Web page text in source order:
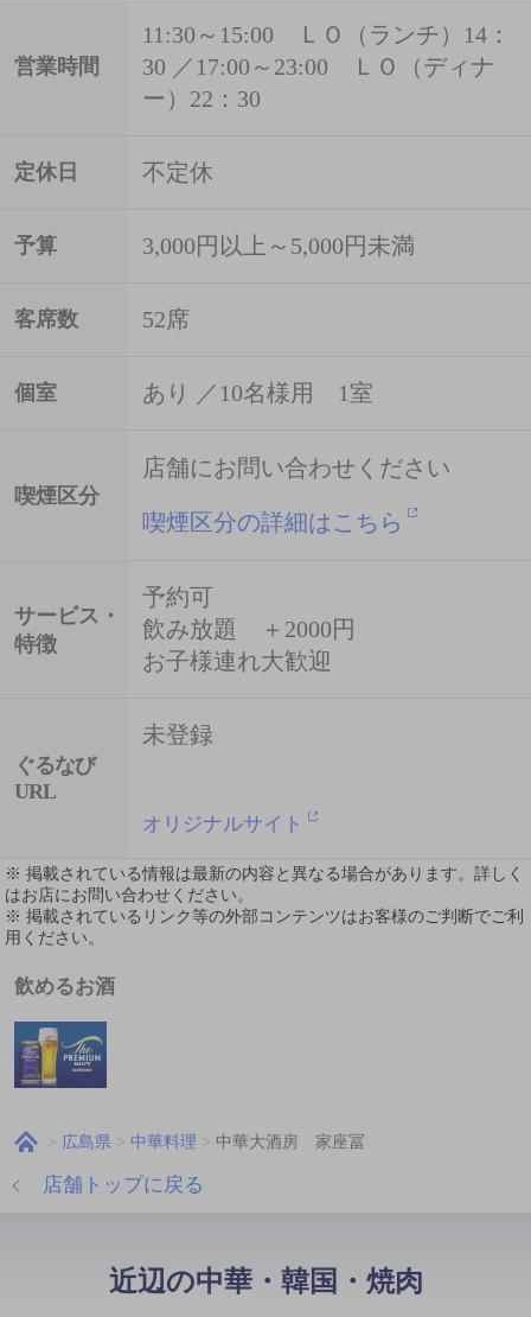
営業時間
11:30～15:00 ＬＯ（ランチ）14：
30 ／17:00～23:00 ＬＯ（ディナ
ー）22：30
定休日 不定休
予算 3,000円以上～5,000円未満
客席数 52席
個室 あり ／10名様用 1室
喫煙区分
店舗にお問い合わせください
喫煙区分の詳細はこちら
サービス・
特徴
予約可
飲み放題 ＋2000円
お子様連れ大歓迎
ぐるなび
URL
未登録
オリジナルサイト
※ 掲載されている情報は最新の内容と異なる場合があります。詳しく
はお店にお問い合わせください。
※ 掲載されているリンク等の外部コンテンツはお客様のご判断でご利
用ください。
飲めるお酒
広島県 中華料理 中華大酒房 家座冨
店舗トップに戻る
近辺の中華・韓国・焼肉